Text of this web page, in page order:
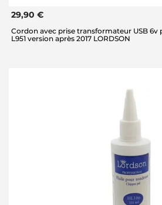
29,90 €
Cordon avec prise transformateur USB 6v
L951 version après 2017 LORDSON